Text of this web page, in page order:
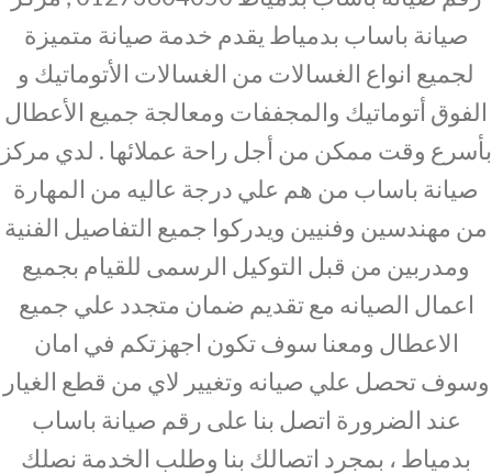
صيانة باساب بدمياط يقدم خدمة صيانة متميزة
لجميع انواع الغسالات من الغسالات الأتوماتيك و
الفوق أتوماتيك والمجففات ومعالجة جميع الأعطال
بأسرع وقت ممكن من أجل راحة عملائها . لدي مركز
صيانة باساب من هم علي درجة عاليه من المهارة
من مهندسين وفنيين ويدركوا جميع التفاصيل الفنية
ومدربين من قبل التوكيل الرسمى للقيام بجميع
اعمال الصيانه مع تقديم ضمان متجدد علي جميع
الاعطال ومعنا سوف تكون اجهزتكم في امان
وسوف تحصل علي صيانه وتغيير لاي من قطع الغيار
عند الضرورة اتصل بنا على رقم صيانة باساب
بدمياط ، بمجرد اتصالك بنا وطلب الخدمة نصلك